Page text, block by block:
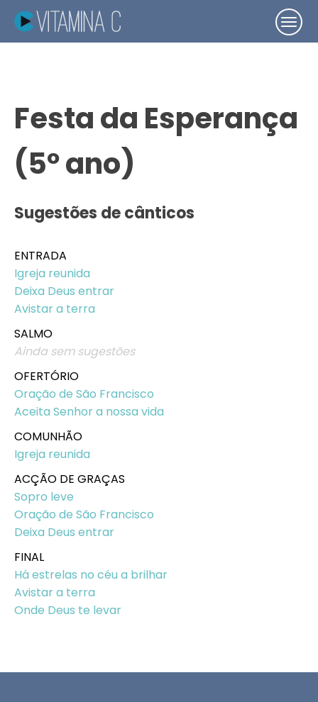
Festa da Esperança
(5º ano)
Sugestões de cânticos
ENTRADA
Igreja reunida
Deixa Deus entrar
Avistar a terra
SALMO
Ainda sem sugestões
OFERTÓRIO
Oração de São Francisco
Aceita Senhor a nossa vida
COMUNHÃO
Igreja reunida
ACÇÃO DE GRAÇAS
Sopro leve
Oração de São Francisco
Deixa Deus entrar
FINAL
Há estrelas no céu a brilhar
Avistar a terra
Onde Deus te levar